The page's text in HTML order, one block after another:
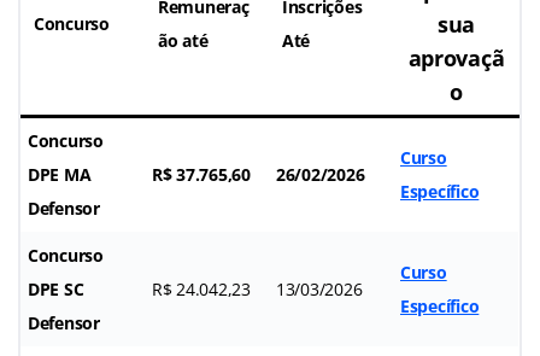
Concurso
Remuneraç
ão até
Inscrições
Até
sua
aprovaçã
o
Concurso
DPE MA
Defensor
R$ 37.765,60 26/02/2026
Curso
Específico
Concurso
DPE SC
Defensor
R$ 24.042,23 13/03/2026
Curso
Específico